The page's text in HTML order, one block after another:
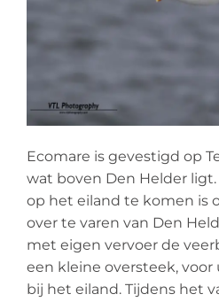
Ecomare is gevestigd op
wat boven Den Helder
op het eiland te komen is
over te varen van Den
met eigen vervoer de
een kleine oversteek,
bij het eiland. Tijdens het